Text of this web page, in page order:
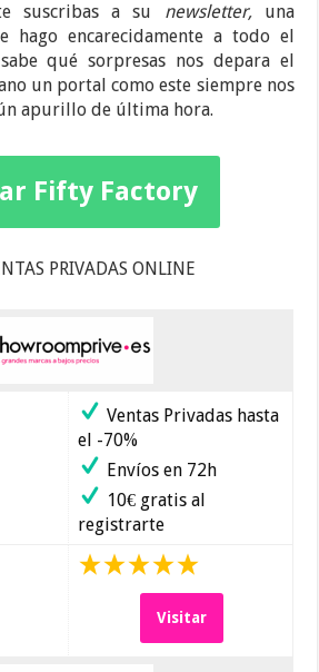
suscribas a su newsletter,una
hago encarecidamente a todo el
qué sorpresas nos depara el
un portal como este siempre nos
apurillo de última hora.
Fifty Factory
PRIVADAS ONLINE
Ventas Privadas hasta
el -70%
Envíos en 72h
10€ gratis al
registrarte
Visitar